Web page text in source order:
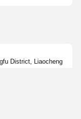
District, Liaocheng